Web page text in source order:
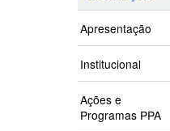
Apresentação
Institucional
Ações e
Programas PPA